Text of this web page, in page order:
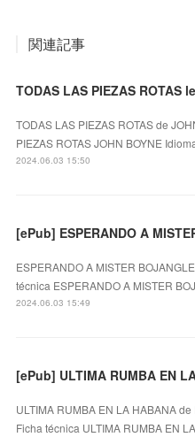
関連記事
TODAS LAS PIEZAS ROTAS
TODAS LAS PIEZAS ROTAS de
PIEZAS ROTAS JOHN BOYNE
2024.06.03 15:50
ESPERANDO A MISTER
técnica ESPERANDO A MISTER
2024.06.03 15:49
[ePub] ULTIMA RUMBA EN
ULTIMA RUMBA EN LA HABANA
Ficha técnica ULTIMA RUMBA EN